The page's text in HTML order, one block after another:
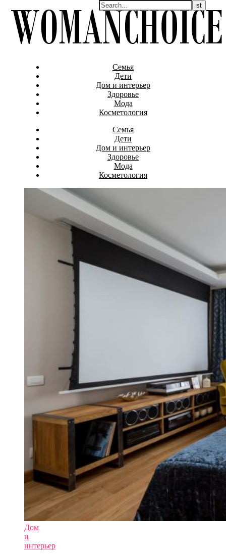
Семья
Дети
Дом и интерьер
Здоровье
Мода
Косметология
Семья
Дети
Дом и интерьер
Здоровье
Мода
Косметология
Дом
и
интерьер